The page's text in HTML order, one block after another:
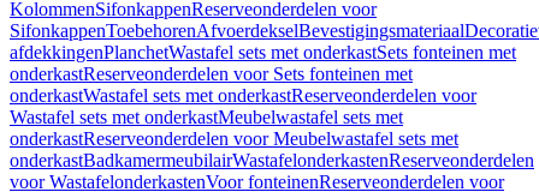
KolommenSifonkappenReserveonderdelen voor
SifonkappenToebehorenAfvoerdekselBevestigingsmateriaal
afdekkingenPlanchetWastafel sets met onderkastSets fonteinen met
onderkastReserveonderdelen voor Sets fonteinen met
onderkastWastafel sets met onderkastReserveonderdelen voor
Wastafel sets met onderkastMeubelwastafel sets met
onderkastReserveonderdelen voor Meubelwastafel sets met
onderkastBadkamermeubilairWastafelonderkastenReserveonderdelen
voor WastafelonderkastenVoor fonteinenReserveonderdelen voor